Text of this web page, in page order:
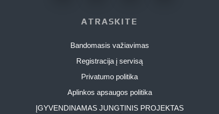
ATRASKITE
Bandomasis važiavimas
Registracija į servisą
Privatumo politika
Aplinkos apsaugos politika
ĮGYVENDINAMAS JUNGTINIS PROJEKTAS